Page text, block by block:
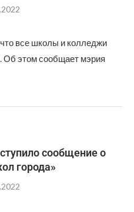
все школы и колледжи
Об этом сообщает мэрия
сообщение о
города»